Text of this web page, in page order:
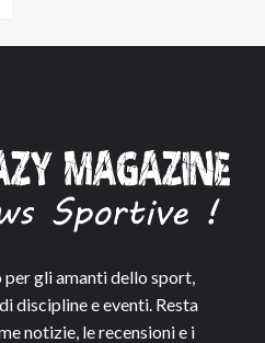
gli amanti dello sport,
discipline e eventi. Resta
notizie, le recensioni e i